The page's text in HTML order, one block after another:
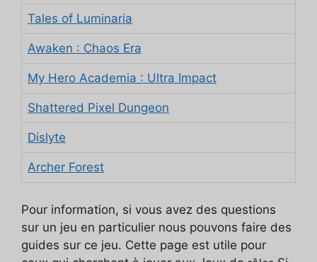
Tales of Luminaria
Awaken : Chaos Era
My Hero Academia : Ultra Impact
Shattered Pixel Dungeon
Dislyte
Archer Forest
Pour information, si vous avez des questions
sur un jeu en particulier nous pouvons faire des
guides sur ce jeu. Cette page est utile pour